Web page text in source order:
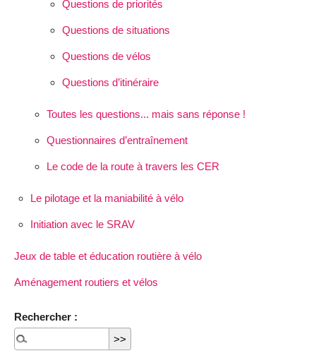
Questions de priorités
Questions de situations
Questions de vélos
Questions d’itinéraire
Toutes les questions... mais sans réponse !
Questionnaires d’entraînement
Le code de la route à travers les CER
Le pilotage et la maniabilité à vélo
Initiation avec le SRAV
Jeux de table et éducation routière à vélo
Aménagement routiers et vélos
Rechercher :